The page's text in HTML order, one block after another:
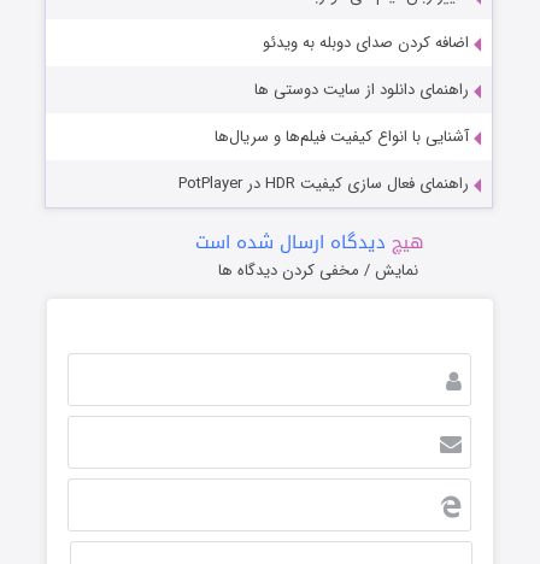
اضافه کردن صدای دوبله به ویدئو
راهنمای دانلود از سایت دوستی ها
آشنایی با انواع کیفیت فیلم‌ها و سریال‌ها
راهنمای فعال سازی کیفیت HDR در PotPlayer
هیچ دیدگاه ارسال شده است
نمایش / مخفی کردن دیدگاه ها